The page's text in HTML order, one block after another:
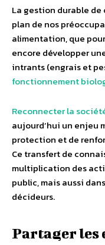
La gestion durable
plan de nos
alimentation, que
encore développer
intrants (engrais et
fonctionnement
Reconnecter la
aujourd’hui un enjeu
protection et de
Ce transfert de
multiplication des
public, mais aussi
décideurs.
Partager les